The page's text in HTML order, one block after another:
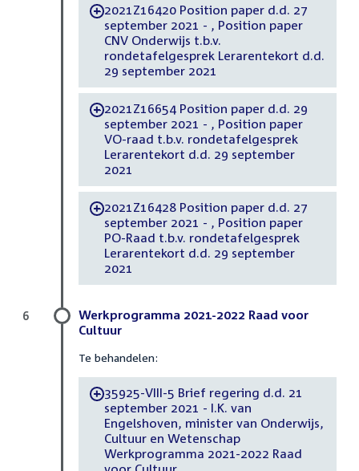
-2021Z16420 Position paper d.d. 27
september 2021 - , Position paper
CNV Onderwijs t.b.v.
rondetafelgesprek Lerarentekort d.d.
29 september 2021
-2021Z16654 Position paper d.d. 29
september 2021 - , Position paper
VO-raad t.b.v. rondetafelgesprek
Lerarentekort d.d. 29 september
2021
-2021Z16428 Position paper d.d. 27
september 2021 - , Position paper
PO-Raad t.b.v. rondetafelgesprek
Lerarentekort d.d. 29 september
2021
Werkprogramma 2021-2022 Raad voor
Cultuur
Te behandelen:
-35925-VIII-5 Brief regering d.d. 21
september 2021 - I.K. van
Engelshoven, minister van Onderwijs,
Cultuur en Wetenschap
Werkprogramma 2021-2022 Raad
6